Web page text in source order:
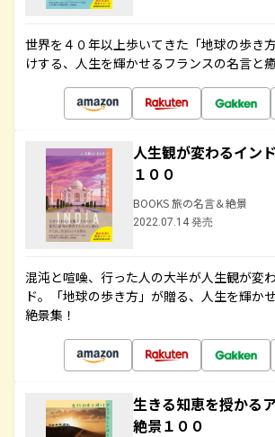
世界を４０年以上歩いてきた「地球の歩き
けする、人生を輝かせるフランスの名言と
人生観が変わるイン
１００
BOOKS 旅の名言＆絶景
2022.07.14 発売
混沌と喧噪、行った人の大半が人生観が変
ド。「地球の歩き方」が贈る、人生を輝か
絶景集！
生きる知恵を授かる
絶景１００